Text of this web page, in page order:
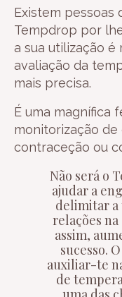
Existem pessoas
Tempdrop por
a sua utilização é
avaliação da
mais precisa.
É uma magnífica
monitorização
contraceção ou
Não será o
ajudar a
delimitar
relações
assim,
sucesso.
auxiliar-te
de